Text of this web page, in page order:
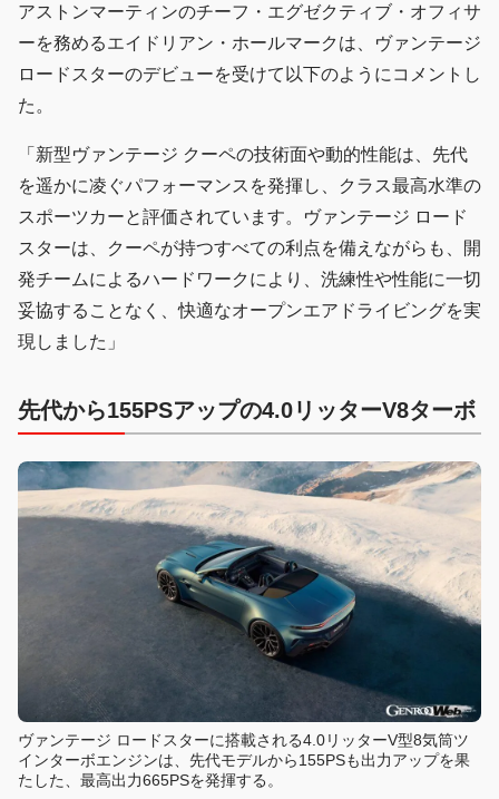
アストンマーティンのチーフ・エグゼクティブ・オフィサ
ーを務めるエイドリアン・ホールマークは、ヴァンテージ
ロードスターのデビューを受けて以下のようにコメントし
た。
「新型ヴァンテージ クーペの技術面や動的性能は、先代
を遥かに凌ぐパフォーマンスを発揮し、クラス最高水準の
スポーツカーと評価されています。ヴァンテージ ロード
スターは、クーペが持つすべての利点を備えながらも、開
発チームによるハードワークにより、洗練性や性能に一切
妥協することなく、快適なオープンエアドライビングを実
現しました」
先代から155PSアップの4.0リッターV8ターボ
ヴァンテージ ロードスターに搭載される4.0リッターV型8気筒ツ
インターボエンジンは、先代モデルから155PSも出力アップを果
たした、最高出力665PSを発揮する。